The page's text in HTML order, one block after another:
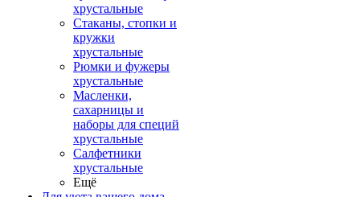
хрустальные
Стаканы, стопки и
кружки
хрустальные
Рюмки и фужеры
хрустальные
Масленки,
сахарницы и
наборы для специй
хрустальные
Салфетники
хрустальные
Ещё